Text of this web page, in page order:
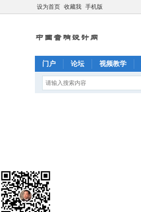
设为首页 收藏我 手机版
门户 论坛 视频教学